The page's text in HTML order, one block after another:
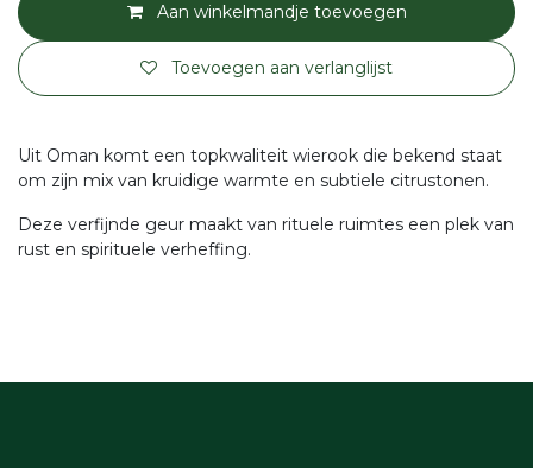
Aan winkelmandje toevoegen
Toevoegen aan verlanglijst
Uit Oman komt een topkwaliteit wierook die bekend staat
om zijn mix van kruidige warmte en subtiele citrustonen.
Deze verfijnde geur maakt van rituele ruimtes een plek van
rust en spirituele verheffing.